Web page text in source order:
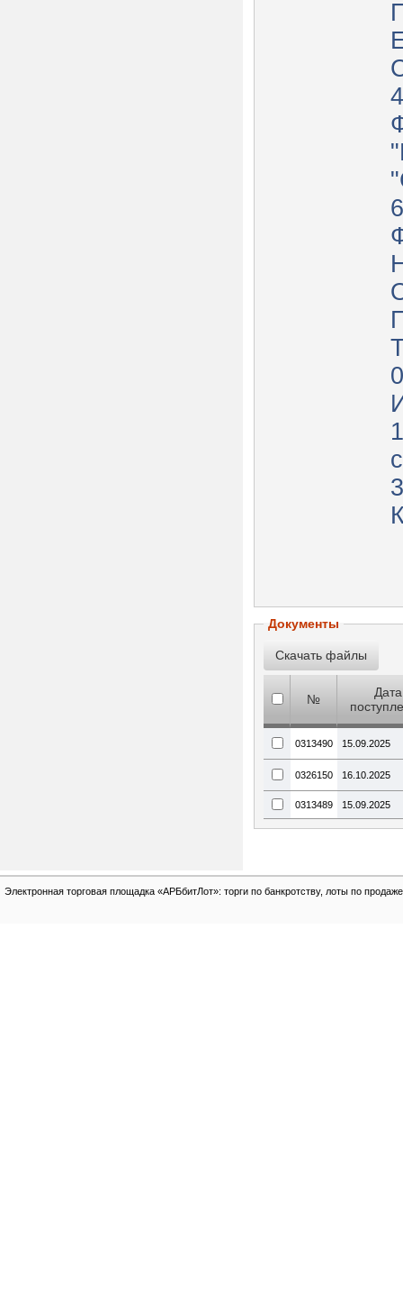
Документы
№
Дата
0313490 15.09.2025
0326150 16.10.2025
0313489 15.09.2025
Электронная торговая площадка «АРБбитЛот»: торги по банкротству, лоты по